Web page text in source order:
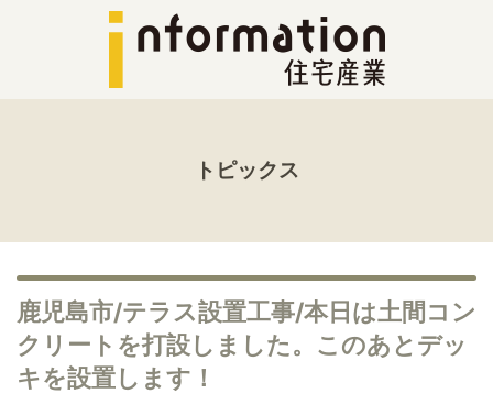
トピックス
鹿児島市/テラス設置工事/本日は土間コン
クリートを打設しました。このあとデッ
キを設置します！